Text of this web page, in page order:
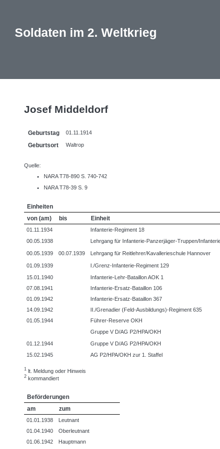
Soldaten im 2. Weltkrieg
Josef Middeldorf
Geburtstag 01.11.1914
Geburtsort Waltrop
Quelle:
NARA T78-890 S. 740-742
NARA T78-39 S. 9
Einheiten
von (am)
bis Einheit
01.11.1934
Infanterie-Regiment 18
00.05.1938
Lehrgang für Infanterie-Panzerjäger-Truppen/
00.05.1939 00.07.1939 Lehrgang für Reitlehrer/Kavallerieschule Hannover
01.09.1939
I./Grenz-Infanterie-Regiment 129
15.01.1940
Infanterie-Lehr-Bataillon AOK 1
07.08.1941
Infanterie-Ersatz-Bataillon 106
01.09.1942
Infanterie-Ersatz-Bataillon 367
14.09.1942
II./Grenadier (Feld-Ausbildungs)-Regiment 635
01.05.1944
Führer-Reserve OKH
Gruppe V D/AG P2/HPA/OKH
01.12.1944
Gruppe V D/AG P2/HPA/OKH
15.02.1945
AG P2/HPA/OKH zur 1. Staffel
1 lt. Meldung oder Hinweis
2 kommandiert
Beförderungen
am
zum
01.01.1938
Leutnant
01.04.1940
Oberleutnant
01.06.1942
Hauptmann